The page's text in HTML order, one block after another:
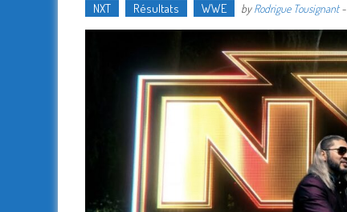
NXT Résultats WWE byRodrigue Tousignant-